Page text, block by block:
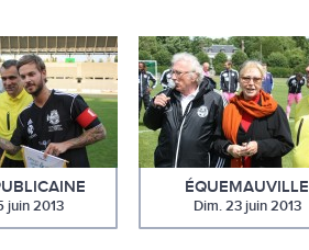
juin 2013
ÉQUEMAUVILLE
Dim. 23 juin 2013